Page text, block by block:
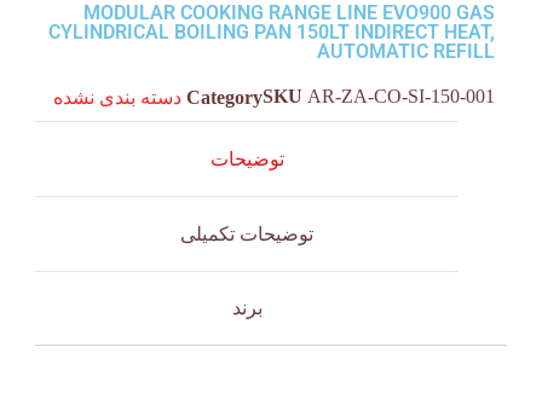
MODULAR COOKING RANGE LINE EVO900 GAS
CYLINDRICAL BOILING PAN 150LT INDIRECT HEAT,
AUTOMATIC REFILL
SKU AR-ZA-CO-SI-150-001
Category دسته بندی نشده
توضیحات
توضیحات تکمیلی
برند